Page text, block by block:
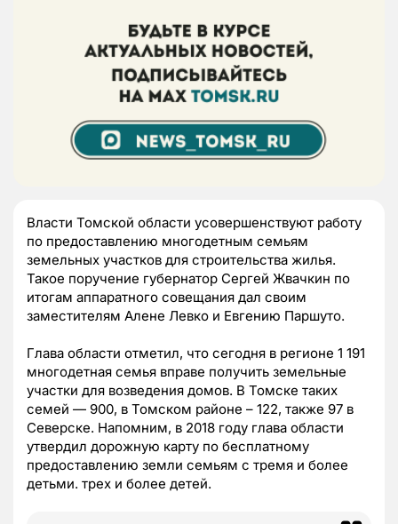
Власти Томской области усовершенствуют работу
по предоставлению многодетным семьям
земельных участков для строительства жилья.
Такое поручение губернатор Сергей Жвачкин по
итогам аппаратного совещания дал своим
заместителям Алене Левко и Евгению Паршуто.
Глава области отметил, что сегодня в регионе 1 191
многодетная семья вправе получить земельные
участки для возведения домов. В Томске таких
семей — 900, в Томском районе – 122, также 97 в
Северске. Напомним, в 2018 году глава области
утвердил дорожную карту по бесплатному
предоставлению земли семьям с тремя и более
детьми. трех и более детей.